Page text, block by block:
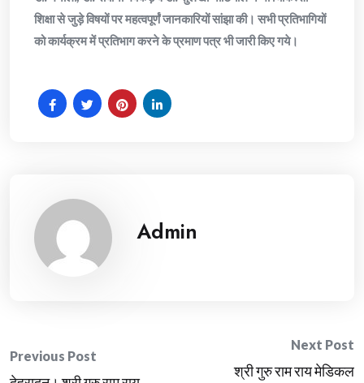
शिक्षा से जुड़े विषयों पर महत्वपूर्णं जानकारियों सांझा की। सभी प्रतिभागियों
को कार्यक्रम में प्रतिभाग करने के प्रमाण पत्र भी जारी किए गये।
Admin
Post
Previous Post
Next Post
श्री गुरु राम राय मेडिकल